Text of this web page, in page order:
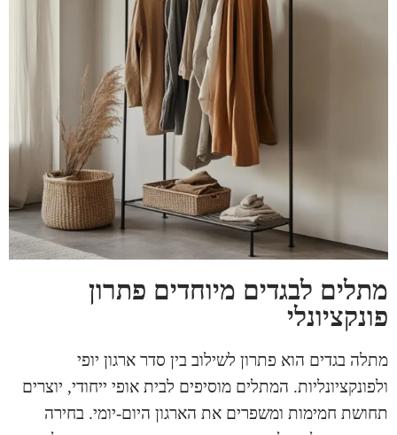
מתלים לבגדים מיוחדים פתרון
פונקציונלי
מתלה בגדים הוא פתרון לשילוב בין סדר ארגון יופי
ולפונקציונליות. המתלים מוסיפים לבית אופי ייחודי, יוצרים
תחושת חמימות ומשפרים את הארגון היום-יומי. בחירה